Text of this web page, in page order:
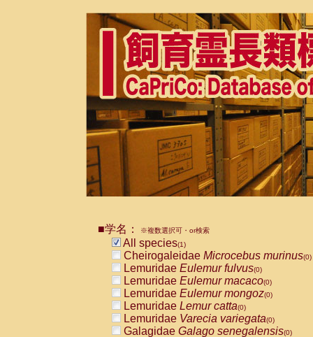
■学名： ※複数選択可・or検索
All species(1)
Cheirogaleidae Microcebus murinus(0)
Lemuridae Eulemur fulvus(0)
Lemuridae Eulemur macaco(0)
Lemuridae Eulemur mongoz(0)
Lemuridae Lemur catta(0)
Lemuridae Varecia variegata(0)
Galagidae Galago senegalensis(0)